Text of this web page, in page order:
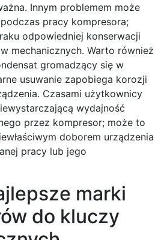
Innym problemem może
pracy kompresora;
odpowiedniej konserwacji
mechanicznych. Warto również
gromadzący się w
usuwanie zapobiega korozji
Czasami użytkownicy
wydajność
przez kompresor; może to
doborem urządzenia
pracy lub jego
marki
do kluczy